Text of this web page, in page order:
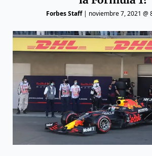
Forbes Staff| noviembre 7, 2021 @